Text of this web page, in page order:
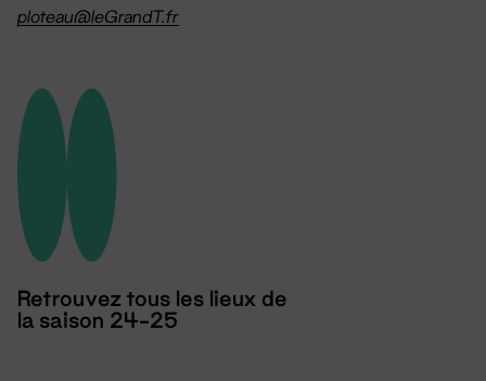
ploteau@leGrandT.fr
Retrouvez tous les lieux de
la saison 24-25